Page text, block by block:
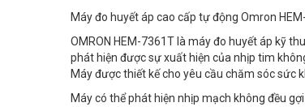
Máy đo huyết áp cao cấp tự động Omron
OMRON HEM-7361T là máy đo huyết áp kỹ
phát hiện được sự xuất hiện của nhịp tim
Máy được thiết kế cho yêu cầu chăm sóc sức
Máy có thể phát hiện nhịp mạch không đều